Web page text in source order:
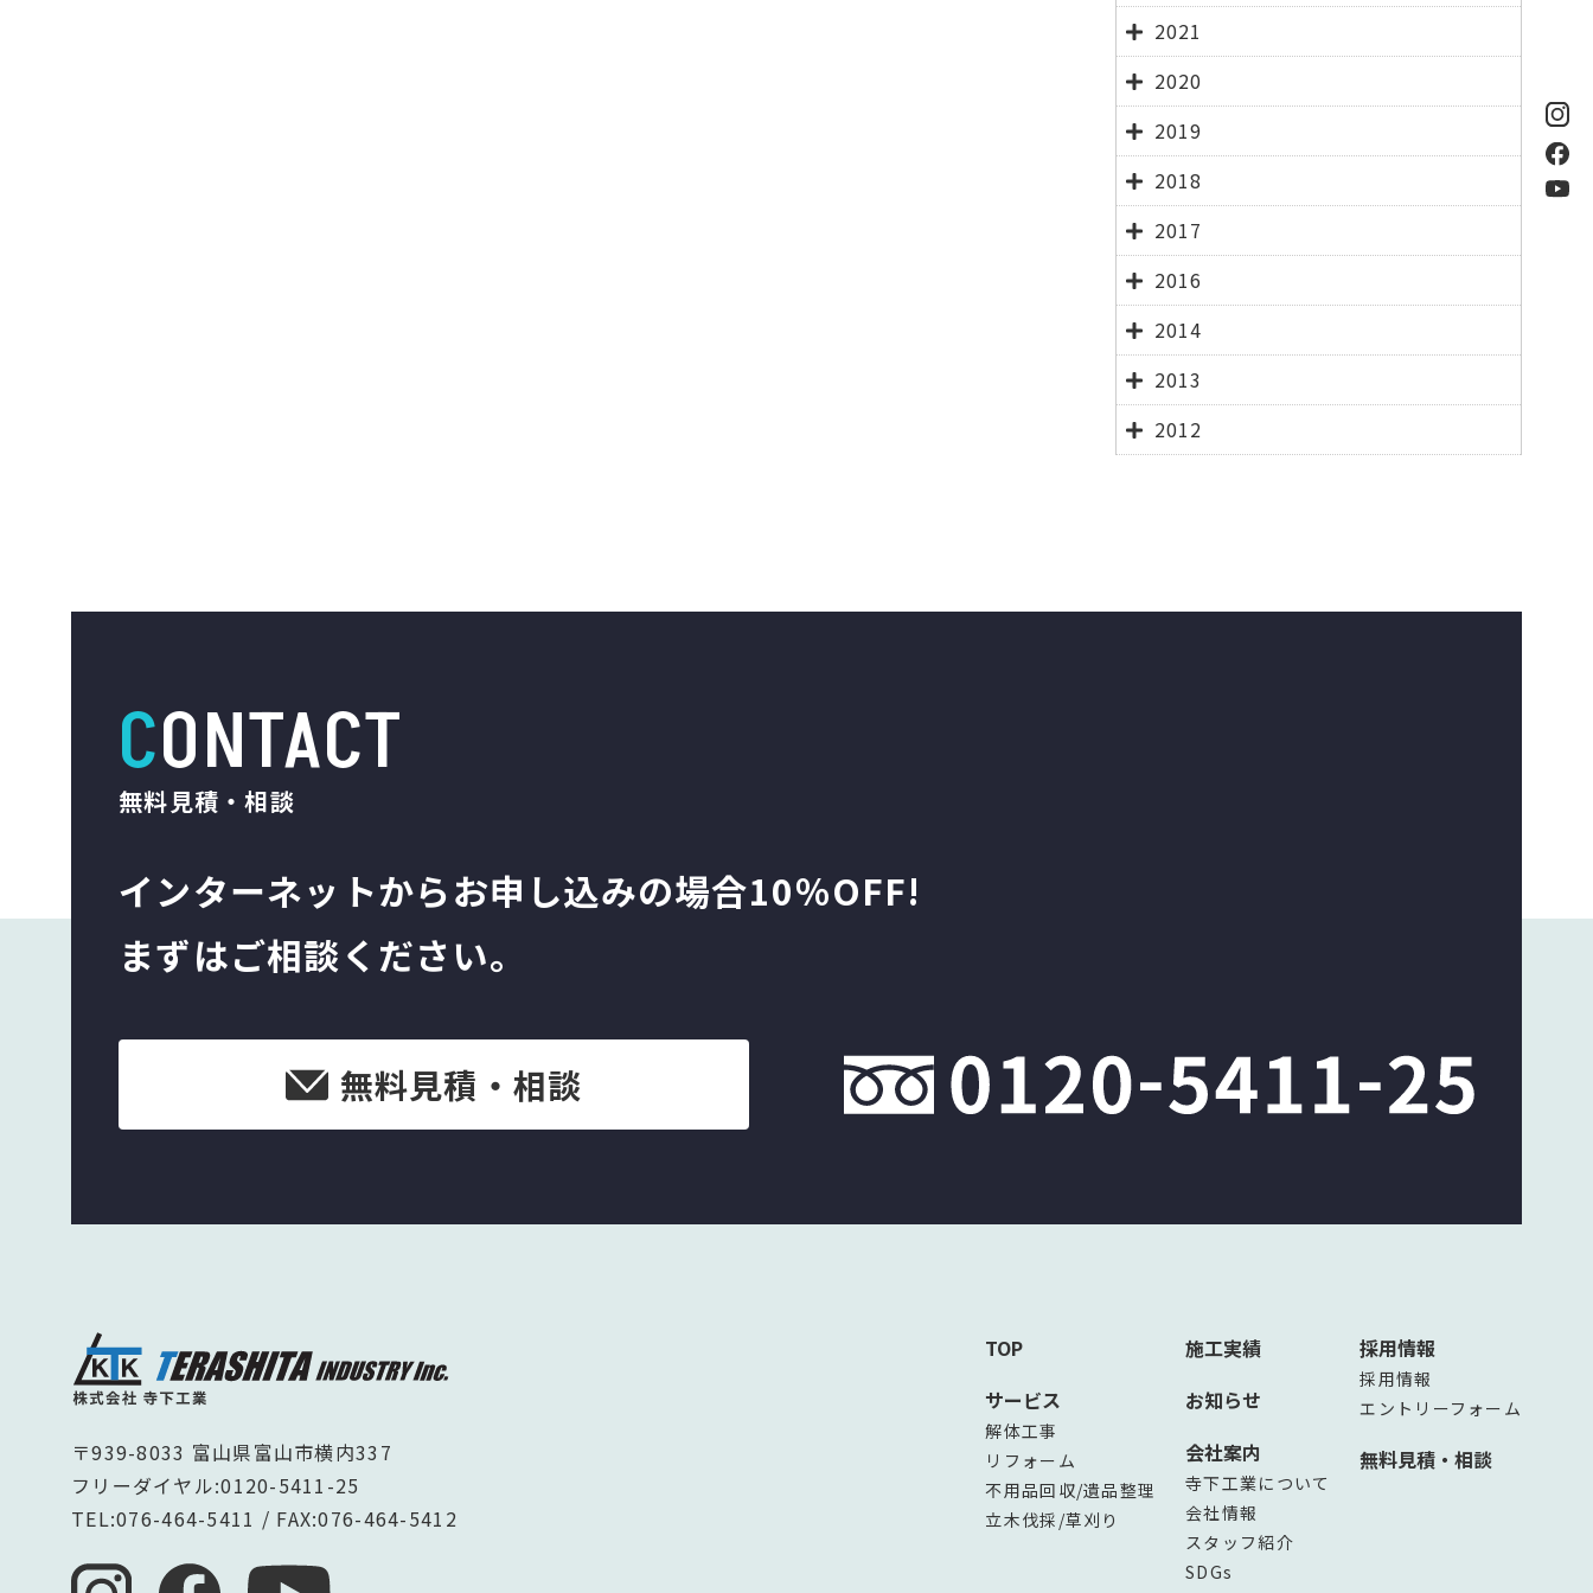
2021
2020
2019
2018
2017
2016
2014
2013
2012
CONTACT
無料見積・相談
インターネットからお申し込みの場合10％OFF!
まずはご相談ください。
無料見積・相談
〒939-8033 富山県富山市横内337
フリーダイヤル:0120-5411-25
TEL:076-464-5411 / FAX:076-464-5412
TOP
サービス
解体工事
リフォーム
不用品回収/遺品整理
立木伐採/草刈り
施工実績
お知らせ
会社案内
寺下工業について
会社情報
スタッフ紹介
SDGs
採用情報
採用情報
エントリーフォーム
無料見積・相談